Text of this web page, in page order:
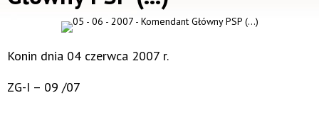
Konin dnia 04 czerwca 2007 r.
ZG-I – 09 /07